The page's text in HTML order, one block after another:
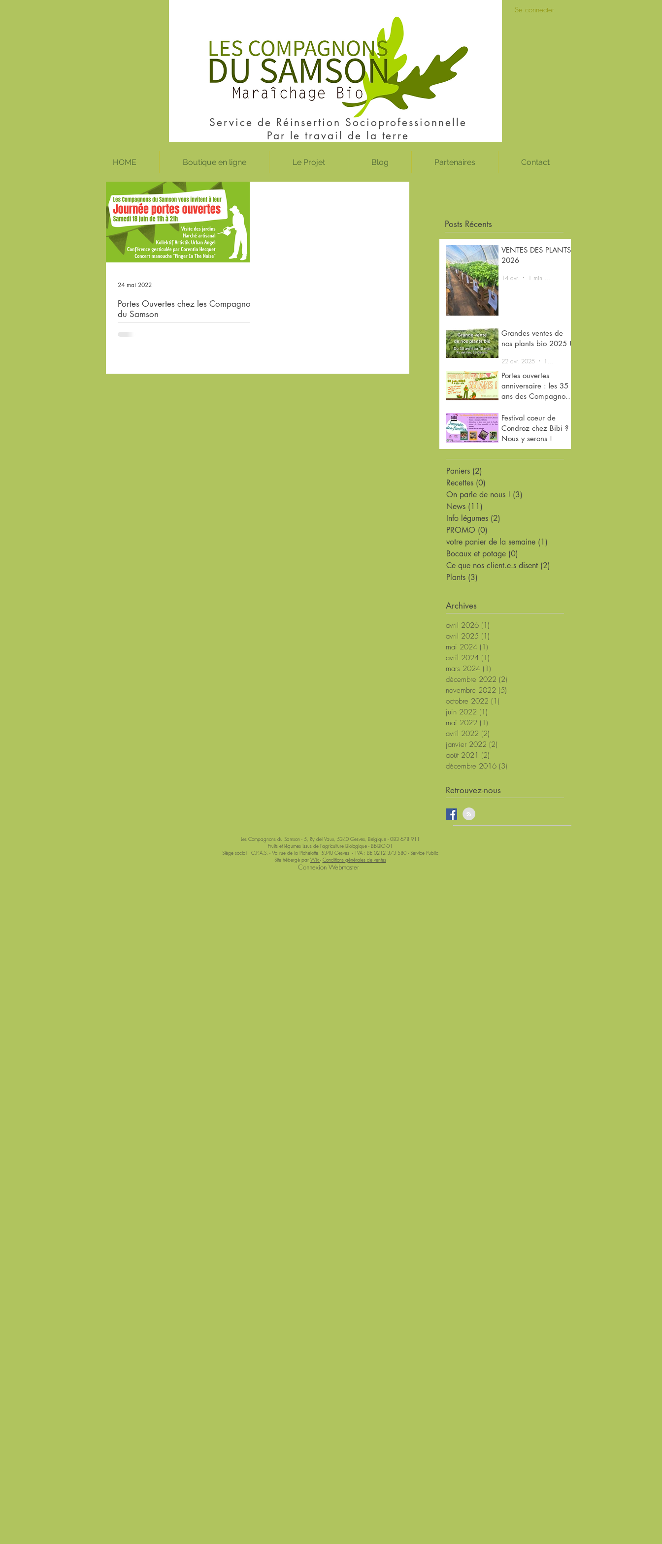
Service de Réinsertion Socioprofessionnelle
Par le travail de la terre
Se connecter
HOME Boutique en ligne Le Projet Blog Partenaires Contact
Portes Ouvertes chez les Compagnons
du Samson
Ouverture des portes à 11 H ! 11h à 18h :
24 mai 2022
Posts Récents
VENTES DES PLANTS
2026
14 avr. 1 min de lecture
Grandes ventes de
nos plants bio 2025 !
22 avr. 2025 1 min de lecture
Portes ouvertes
anniversaire : les 35
ans des Compagnons
16 mai 2024 1 min de lecture
Festival coeur de
Condroz chez Bibi ?
Nous y serons !
Paniers (2)
Recettes (0)
On parle de nous ! (3)
News (11)
Info légumes (2)
PROMO (0)
votre panier de la semaine (1)
Bocaux et potage (0)
Ce que nos client.e.s disent (2)
Plants (3)
Archives
avril 2026 (1)
avril 2025 (1)
mai 2024 (1)
avril 2024 (1)
mars 2024 (1)
décembre 2022 (2)
novembre 2022 (5)
octobre 2022 (1)
juin 2022 (1)
mai 2022 (1)
avril 2022 (2)
janvier 2022 (2)
août 2021 (2)
décembre 2016 (3)
Retrouvez-nous
Les Compagnons du Samson - 5, Ry del Vaux, 5340 Gesves, Belgique - 083 678 911
Fruits et légumes issus de l'agriculture Biologique - BE-BIO-01
Siège social : C.P.A.S. - 9a rue de la Pichelotte, 5340 Gesves - TVA : BE 0212 373 580 - Service Public
Site hébergé par Wix - Conditions générales de ventes
Connexion Webmaster